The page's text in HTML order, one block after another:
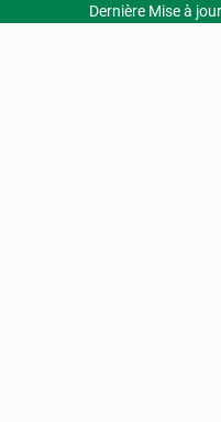
Dernière Mise à